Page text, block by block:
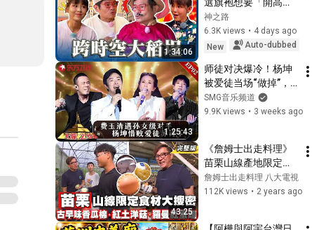
想跟神明「解禁」遭鄭仲茵
笑：沒有那一天！【#神之
路】20260314 EP19 完整版
｜📍花蓮｜許效舜 鄭仲茵
神之路
19
巾幗不讓鬚眉！三媽指定女
轎班扛轎鄭仲茵直呼：不簡
單！一次擲５個聖筊跪謝龍
德星君！【#神之路】
20260307 EP18 完整版｜📍
花蓮｜許效舜 鄭仲茵
神之路
20
新春開運路線！華陀星君加
持隱藏藥單人人搶著要！鄭
仲茵畫燈籠遭虧：不行就喊
卡！【#神之路】20260214
EP17 完整版｜📍彰化｜許效
舜 鄭仲茵
神之路
21
海線最大的觀音廟！自製神
明蛋糕鄭仲茵燙傷許效舜？
「潛水媽」的由來眾人驚
嘆：是神蹟！【#神之路】
20260207 EP16 完整版｜📍
台中｜許效舜 鄭仲茵
神之路
22
百年聖廟老少帝君！關聖帝
君救世刮金身底座做藥引！
許效舜見證奇蹟嘆：超感
動！【#神之路】20260131
神之路
許效舜回基隆老家！被好友
鄭仲茵
1:34:06
選旗袍想要「開高
衩」露美腿！許效舜
古裝出場遭虧：老爺
追丫環！【#神之
完整版｜📍台北｜許
效舜 鄭仲茵
神之路
6.3K views • 4 days ago
New
Auto-dubbed
1:25:43
师徒对决爆冷！杨坤
被爱徒当场“做掉”，
费玉清翻唱陈奕迅
《十年》高难度唱法
FULL
SMG音乐频道
9.9K views • 3 weeks ago
43:25
《詹姆士出走料理》
苗栗山線產地限定食
材大搜密! 古早味香瓜
棉、紅土無毒洋菇與
詹姆士出走料理 八大電視
112K views • 2 years ago